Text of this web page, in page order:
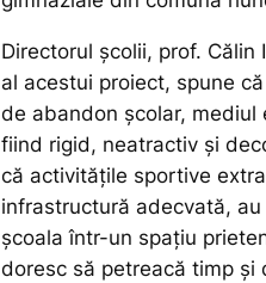
Directorul școlii, prof.
al acestui proiect, spune
de abandon școlar,
fiind rigid, neatractiv și
că activitățile sportive
infrastructură adecvată,
școala într-un spațiu
doresc să petreacă timp și